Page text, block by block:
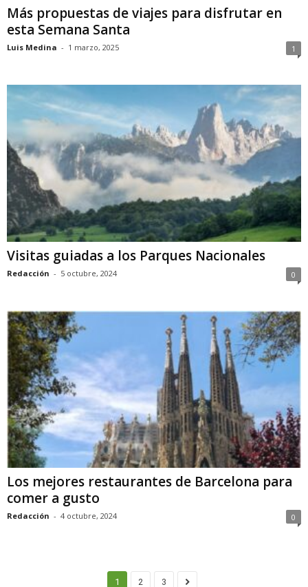
Más propuestas de viajes para disfrutar en
esta Semana Santa
Luis Medina - 1 marzo, 2025 1
Visitas guiadas a los Parques Nacionales
Redacción - 5 octubre, 2024 0
Los mejores restaurantes de Barcelona para
comer a gusto
Redacción - 4 octubre, 2024 0
1 2 3